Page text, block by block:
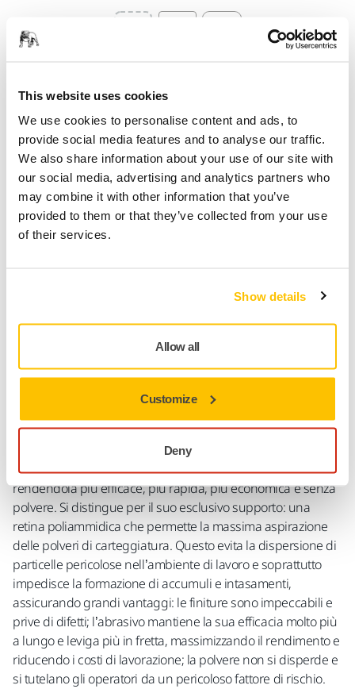
This website uses cookies
We use cookies to personalise content and ads, to
provide social media features and to analyse our traffic.
We also share information about your use of our site with
our social media, advertising and analytics partners who
may combine it with other information that you’ve
provided to them or that they’ve collected from your use
of their services.
Show details
Allow all
Customize
Deny
PENSATO PER TE
Consegna in tutta Italia (Esclusi Livigno, Campione
d'Italia, San Marino e Città del Vaticano)
Spedizione gratuita per gli ordini di importo
superiore a 49,90€ IVA inclusa
Pagamento sicuro con carta di credito
Effettua un reso facilmente su www.mirka.com/it-
Informazioni sul prodotto
Dettagli tecnici Download
Abranet® è l’abrasivo che ha rivoluzionato la levigatura
rendendola più efficace, più rapida, più economica e senza
polvere. Si distingue per il suo esclusivo supporto: una
retina poliammidica che permette la massima aspirazione
delle polveri di carteggiatura. Questo evita la dispersione di
particelle pericolose nell’ambiente di lavoro e soprattutto
impedisce la formazione di accumuli e intasamenti,
assicurando grandi vantaggi: le finiture sono impeccabili e
prive di difetti; l’abrasivo mantiene la sua efficacia molto più
a lungo e leviga più in fretta, massimizzando il rendimento e
riducendo i costi di lavorazione; la polvere non si disperde e
si tutelano gli operatori da un pericoloso fattore di rischio.